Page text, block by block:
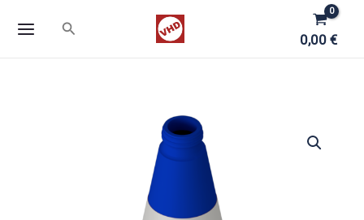
Inhalt
Suchen
0,00€